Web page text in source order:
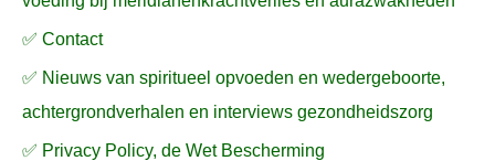
✅ Contact
✅ Nieuws van spiritueel opvoeden en wedergeboorte,
achtergrondverhalen en interviews gezondheidszorg
✅ Privacy Policy, de Wet Bescherming